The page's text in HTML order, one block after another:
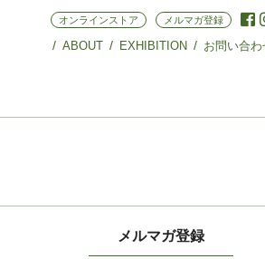
ABOUT EXHIBITION お問い合わ
オンラインストア メルマガ登録
メルマガ登録